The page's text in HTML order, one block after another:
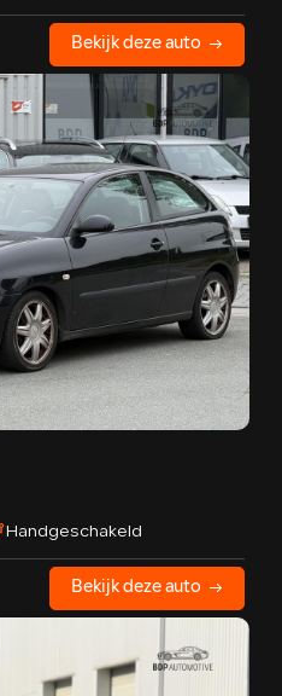
Bekijk deze auto
Handgeschakeld
Bekijk deze auto